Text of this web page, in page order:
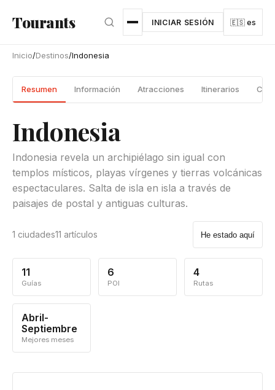
Tourants INICIAR SESIÓN 🇪🇸 es
Inicio/Destinos/Indonesia
Resumen Información Atracciones Itinerarios
Indonesia
Indonesia revela un archipiélago sin igual con
templos místicos, playas vírgenes y tierras volcánicas
espectaculares. Salta de isla en isla a través de
paisajes de postal y antiguas culturas.
1 ciudades11 artículos He estado aquí
11
Guías
6
POI
4
Rutas
Abril-
Septiembre
Mejores meses